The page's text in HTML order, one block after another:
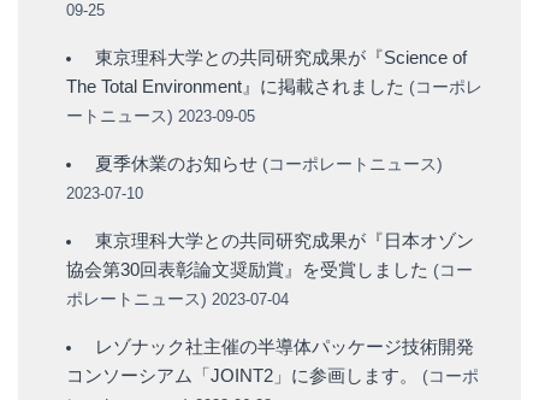
09-25
東京理科大学との共同研究成果が『Science of
The Total Environment』に掲載されました (コーポレ
ートニュース) 2023-09-05
夏季休業のお知らせ (コーポレートニュース)
2023-07-10
東京理科大学との共同研究成果が『日本オゾン
協会第30回表彰論文奨励賞』を受賞しました (コー
ポレートニュース) 2023-07-04
レゾナック社主催の半導体パッケージ技術開発
コンソーシアム「JOINT2」に参画します。
(コーポ